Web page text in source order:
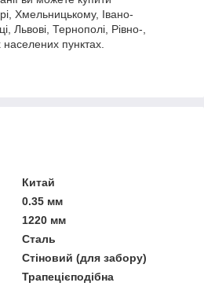
Хмельницькому, Івано-
Львові, Тернополі, Рівно-,
пунктах.
Китай
0.35 мм
1220 мм
Сталь
Стіновий (для забору)
Трапецієподібна